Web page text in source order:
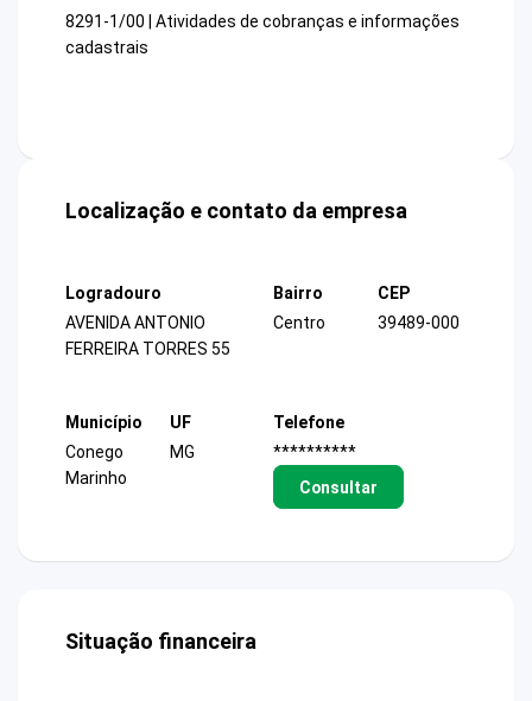
8291-1/00 | Atividades de cobranças e informações
cadastrais
Localização e contato da empresa
Logradouro
AVENIDA ANTONIO
FERREIRA TORRES 55
Bairro
Centro
CEP
39489-000
Município
Conego
Marinho
UF
MG
Telefone
**********
Consultar
Situação financeira